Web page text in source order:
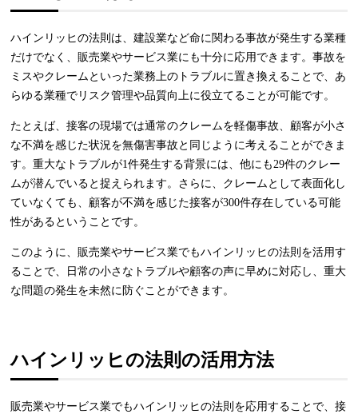
ハインリッヒの法則は、建設業など命に関わる事故が発生する業種
だけでなく、販売業やサービス業にも十分に応用できます。事故を
ミスやクレームといった業務上のトラブルに置き換えることで、あ
らゆる業種でリスク管理や品質向上に役立てることが可能です。
たとえば、接客の現場では通常のクレームを軽傷事故、顧客が小さ
な不満を感じた状況を無傷害事故と同じように考えることができま
す。重大なトラブルが1件発生する背景には、他にも29件のクレー
ムが潜んでいると捉えられます。さらに、クレームとして表面化し
ていなくても、顧客が不満を感じた接客が300件存在している可能
性があるということです。
このように、販売業やサービス業でもハインリッヒの法則を活用す
ることで、日常の小さなトラブルや顧客の声に早めに対応し、重大
な問題の発生を未然に防ぐことができます。
ハインリッヒの法則の活用方法
販売業やサービス業でもハインリッヒの法則を応用することで、接